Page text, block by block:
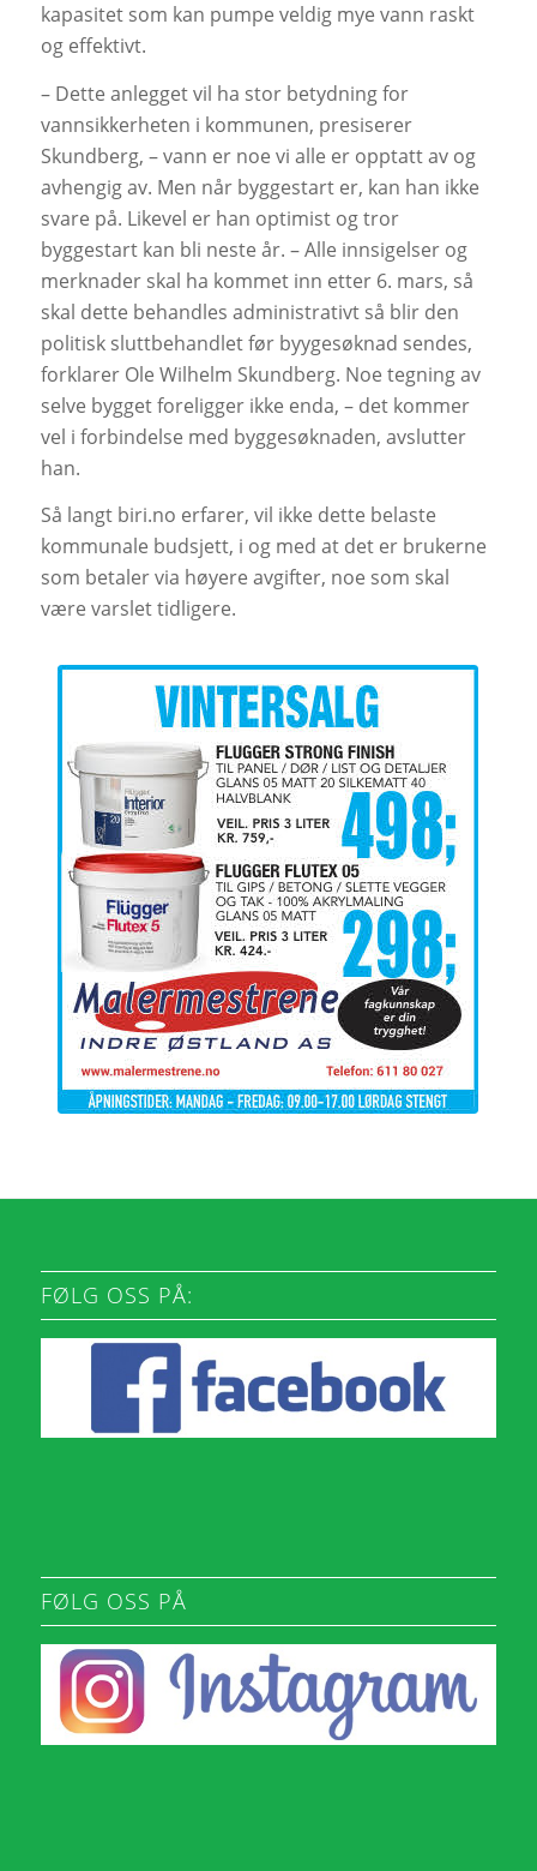
kapasitet som kan pumpe veldig mye vann raskt
og effektivt.
– Dette anlegget vil ha stor betydning for
vannsikkerheten i kommunen, presiserer
Skundberg, – vann er noe vi alle er opptatt av og
avhengig av. Men når byggestart er, kan han ikke
svare på. Likevel er han optimist og tror
byggestart kan bli neste år. – Alle innsigelser og
merknader skal ha kommet inn etter 6. mars, så
skal dette behandles administrativt så blir den
politisk sluttbehandlet før byygesøknad sendes,
forklarer Ole Wilhelm Skundberg. Noe tegning av
selve bygget foreligger ikke enda, – det kommer
vel i forbindelse med byggesøknaden, avslutter
han.
Så langt biri.no erfarer, vil ikke dette belaste
kommunale budsjett, i og med at det er brukerne
som betaler via høyere avgifter, noe som skal
være varslet tidligere.
FØLG OSS PÅ:
FØLG OSS PÅ